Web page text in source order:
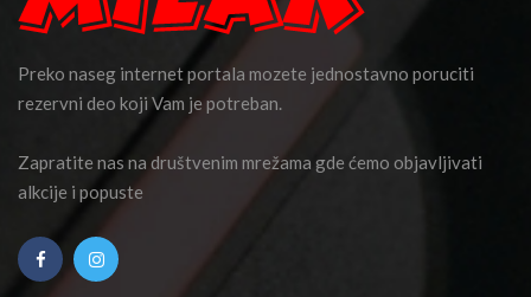
Preko naseg internet portala mozete jednostavno poruciti
rezervni deo koji Vam je potreban.
Zapratite nas na društvenim mrežama gde ćemo objavljivati
alkcije i popuste